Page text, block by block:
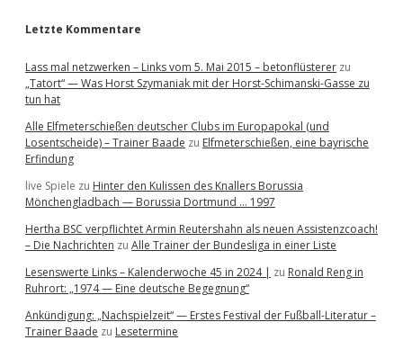
Letzte Kommentare
Lass mal netzwerken – Links vom 5. Mai 2015 – betonflüsterer zu
„Tatort“ — Was Horst Szymaniak mit der Horst-Schimanski-Gasse zu
tun hat
Alle Elfmeterschießen deutscher Clubs im Europapokal (und
Losentscheide) – Trainer Baade zu Elfmeterschießen, eine bayrische
Erfindung
live Spiele zu Hinter den Kulissen des Knallers Borussia
Mönchengladbach — Borussia Dortmund … 1997
Hertha BSC verpflichtet Armin Reutershahn als neuen Assistenzcoach!
– Die Nachrichten zu Alle Trainer der Bundesliga in einer Liste
Lesenswerte Links – Kalenderwoche 45 in 2024 | zu Ronald Reng in
Ruhrort: „1974 — Eine deutsche Begegnung“
Ankündigung: „Nachspielzeit“ — Erstes Festival der Fußball-Literatur –
Trainer Baade zu Lesetermine